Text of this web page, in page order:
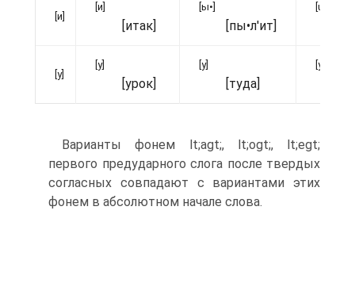
[и]
[и]
[итак]
[ы•]
[пы•л'ит]
[u]
[у]
[у]
[урок]
[у]
[туда]
[у]
Варианты фонем lt;аgt;, lt;оgt;, lt;еgt;
первого предударного слога после твердых
согласных совпадают с вариантами этих
фонем в абсолютном начале слова.